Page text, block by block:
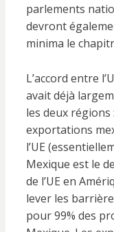
parlements
devront
minima le
L’accord entre
avait déjà
les deux régions
exportations
l’UE
Mexique est le
de l’UE en
lever les
pour 99% des